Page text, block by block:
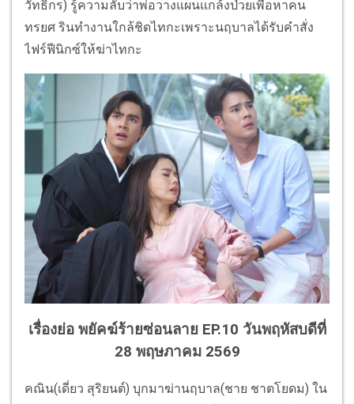
วัทธิกร) รู้ความลับว่าพ่อวางแผนแกล้งป่วยเพื่อหาคน
ทรยศ รินทำงานใกล้ชิดไทกะเพราะนฤบาลได้รับคำสั่ง
ไฟร์ฟีนิกซ์ให้ฆ่าไทกะ
เรื่องย่อ พยัคฆ์ร้ายซ่อนลาย EP.10 วันพฤหัสบดีที่
28 พฤษภาคม 2569
คณิน(เดี่ยว สุริยนต์) บุกมาฆ่านฤบาล(ชาย ชาตโยดม) ใน